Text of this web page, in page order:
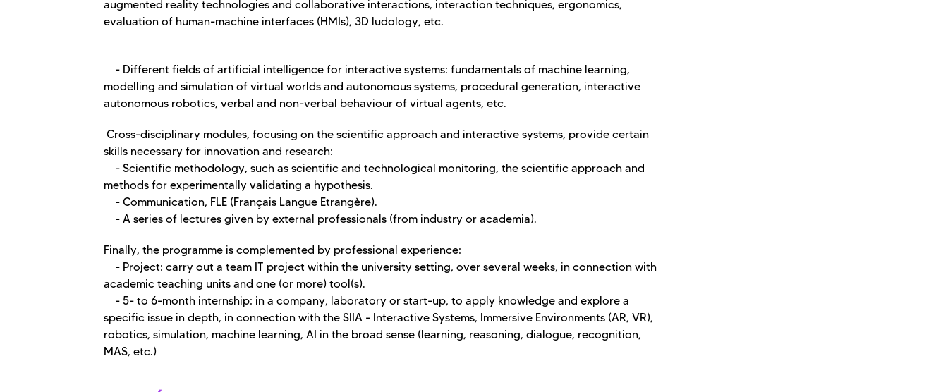
augmented reality technologies and collaborative interactions, interaction techniques, ergonomics,
evaluation of human-machine interfaces (HMIs), 3D ludology, etc.
- Different fields of artificial intelligence for interactive systems: fundamentals of machine learning,
modelling and simulation of virtual worlds and autonomous systems, procedural generation, interactive
autonomous robotics, verbal and non-verbal behaviour of virtual agents, etc.
Cross-disciplinary modules, focusing on the scientific approach and interactive systems, provide certain
skills necessary for innovation and research:
- Scientific methodology, such as scientific and technological monitoring, the scientific approach and
methods for experimentally validating a hypothesis.
- Communication, FLE (Français Langue Etrangère).
- A series of lectures given by external professionals (from industry or academia).
Finally, the programme is complemented by professional experience:
- Project: carry out a team IT project within the university setting, over several weeks, in connection with
academic teaching units and one (or more) tool(s).
- 5- to 6-month internship: in a company, laboratory or start-up, to apply knowledge and explore a
specific issue in depth, in connection with the SIIA - Interactive Systems, Immersive Environments (AR, VR),
robotics, simulation, machine learning, AI in the broad sense (learning, reasoning, dialogue, recognition,
MAS, etc.)